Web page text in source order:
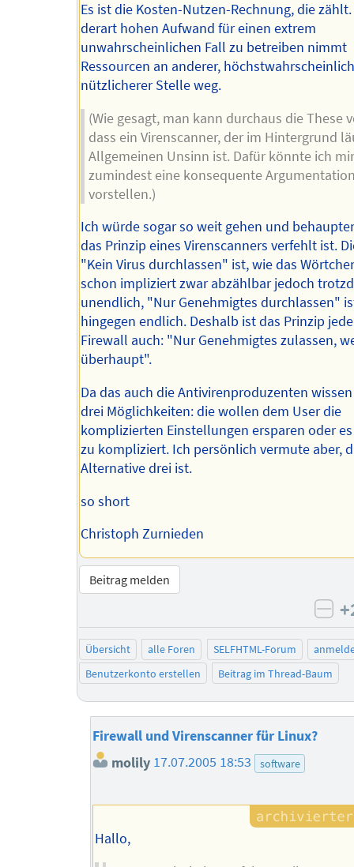
Es ist die Kosten-Nutzen-Rechnung, die
derart hohen Aufwand für einen extrem
unwahrscheinlichen Fall zu betreiben nimmt
Ressourcen an anderer,
nützlicherer Stelle weg.
(Wie gesagt, man kann durchaus die These
dass ein Virenscanner, der im Hintergrund
Allgemeinen Unsinn ist. Dafür könnte ich mir
zumindest eine konsequente
vorstellen.)
Ich würde sogar so weit gehen und
das Prinzip eines Virenscanners verfehlt ist.
"Kein Virus durchlassen" ist, wie das
schon impliziert zwar abzählbar jedoch
unendlich, "Nur Genehmigtes durchlassen"
hingegen endlich. Deshalb ist das Prinzip
Firewall auch: "Nur Genehmigtes zulassen,
überhaupt".
Da das auch die Antivirenproduzenten
drei Möglichkeiten: die wollen dem User die
komplizierten Einstellungen ersparen oder
zu kompliziert. Ich persönlich vermute aber,
Alternative drei ist.
so short
Christoph Zurnieden
Beitrag melden
Übersicht alle Foren SELFHTML-Forum
Benutzerkonto erstellen
Beitrag im Thread-Baum
Firewall und Virenscanner für Linux?
molily 17.07.2005 18:53 software
Hallo,